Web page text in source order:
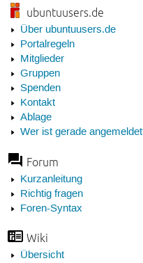
ubuntuusers.de
Über ubuntuusers.de
Portalregeln
Mitglieder
Gruppen
Spenden
Kontakt
Ablage
Wer ist gerade
Forum
Kurzanleitung
Richtig fragen
Foren-Syntax
Wiki
Übersicht